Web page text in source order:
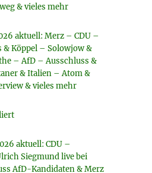
& vieles mehr
aktuell: Merz – CDU –
& Köppel – Solowjow &
– AfD – Ausschluss &
& Italien – Atom &
& vieles mehr
aktuell: CDU –
Siegmund live bei
AfD-Kandidaten & Merz